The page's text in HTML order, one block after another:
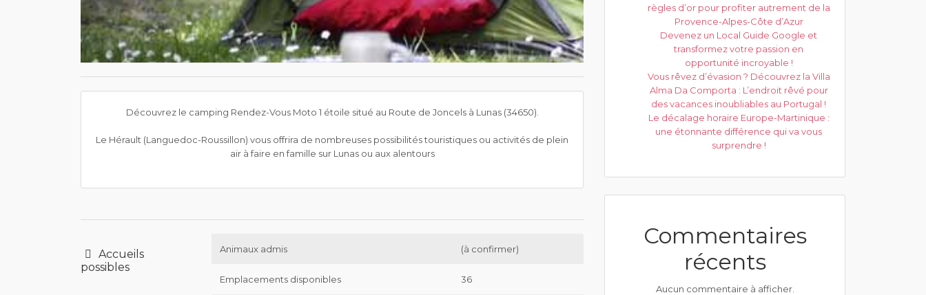
Découvrez le camping Rendez-Vous Moto 1 étoile situé au Route de Joncels à Lunas (34650).
Le Hérault (Languedoc-Roussillon) vous offrira de nombreuses possibilités touristiques ou activités de plein
air à faire en famille sur Lunas ou aux alentours
Accueils
possibles
Animaux admis (à confirmer)
Emplacements disponibles 36
règles d’or pour profiter autrement de la
Provence-Alpes-Côte d’Azur
Devenez un Local Guide Google et
transformez votre passion en
opportunité incroyable !
Vous rêvez d’évasion ? Découvrez la Villa
Alma Da Comporta : L’endroit rêvé pour
des vacances inoubliables au Portugal !
Le décalage horaire Europe-Martinique :
une étonnante différence qui va vous
surprendre !
Commentaires
récents
Aucun commentaire à afficher.